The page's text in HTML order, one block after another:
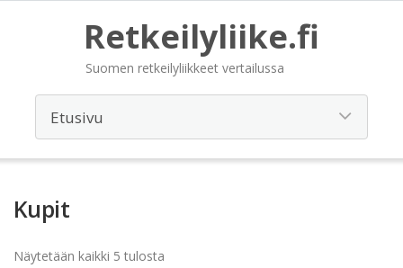
Retkeilyliike.fi
Suomen retkeilyliikkeet vertailussa
Kupit
Näytetään kaikki 5 tulosta